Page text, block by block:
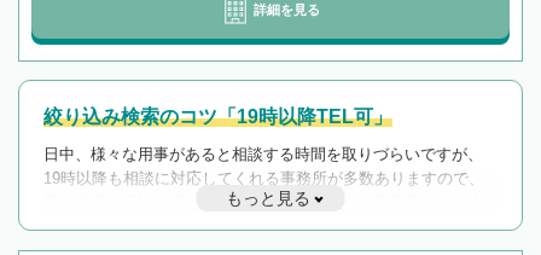
詳細を見る
絞り込み検索のコツ「19時以降TEL可」
日中、様々な用事があると相談する時間を取りづらいですが、
19時以降も相談に対応してくれる事務所が多数ありますので、
遅い時間の相談が増えそうな場合はそのような事務所に絞り込
んで検索してみましょう。
もっと見る